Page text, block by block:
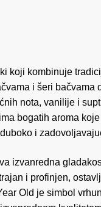
koji kombinuje
i šeri
nota, vanilije i
bogatih aroma
i
izvanredna
i profinjen,
Old je simbol